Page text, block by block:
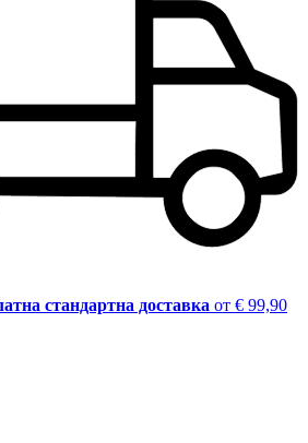
стандартна доставка от € 99,90